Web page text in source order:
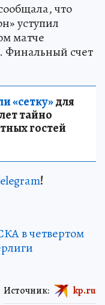
что
уступил
матче
Финальный счет
«сетку»для
тайно
гостей
!
в четвертом
Источник: kp.ru